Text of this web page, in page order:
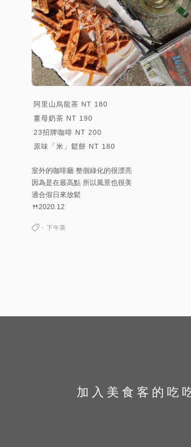
阿里山烏龍茶 NT 180
薑母奶茶 NT 190
23招牌咖啡 NT 200
原味「米」鬆餅 NT 180
室外的咖啡廳 整個綠化的很漂亮
因為是在最高點 所以風景也很美
適合假日來放鬆
🍴2020.12
下午茶
加入美食客的吃